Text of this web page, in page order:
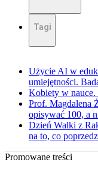
Tagi
Użycie AI w
umiejętności.
Kobiety w nauce.
Prof. Magdalena
opisywać 100, a
Dzień Walki z
na to, co
Promowane treści